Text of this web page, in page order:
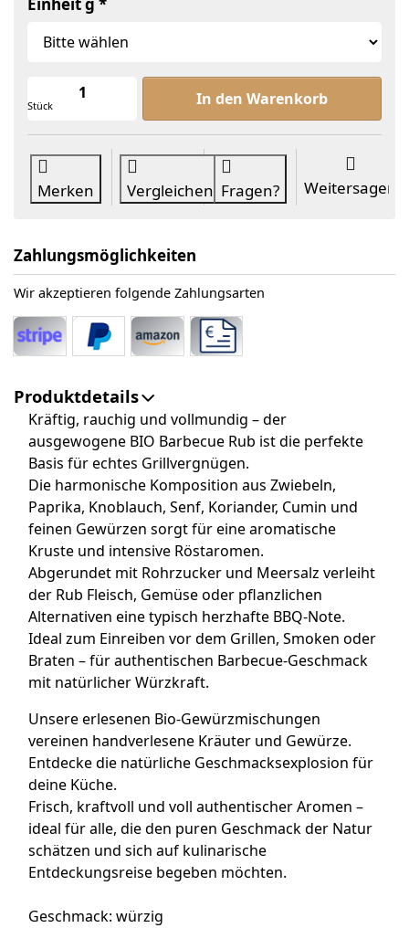
Einheit g
Stück
Barbecue Spice Rub Blend Bio zu
In den Warenkorb
Merken Vergleichen Fragen? Weitersagen
Zahlungsmöglichkeiten
Wir akzeptieren folgende Zahlungsarten
Produktdetails
Kräftig, rauchig und vollmundig – der
ausgewogene BIO Barbecue Rub ist die perfekte
Basis für echtes Grillvergnügen.
Die harmonische Komposition aus Zwiebeln,
Paprika, Knoblauch, Senf, Koriander, Cumin und
feinen Gewürzen sorgt für eine aromatische
Kruste und intensive Röstaromen.
Abgerundet mit Rohrzucker und Meersalz verleiht
der Rub Fleisch, Gemüse oder pflanzlichen
Alternativen eine typisch herzhafte BBQ-Note.
Ideal zum Einreiben vor dem Grillen, Smoken oder
Braten – für authentischen Barbecue-Geschmack
mit natürlicher Würzkraft.
Unsere erlesenen Bio-Gewürzmischungen
vereinen handverlesene Kräuter und Gewürze.
Entdecke die natürliche Geschmacksexplosion für
deine Küche.
Frisch, kraftvoll und voll authentischer Aromen –
ideal für alle, die den puren Geschmack der Natur
schätzen und sich auf kulinarische
Entdeckungsreise begeben möchten.
Geschmack: würzig